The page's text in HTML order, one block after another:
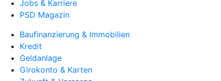
Jobs & Karriere
PSD Magazin
Baufinanzierung & Immobilien
Kredit
Geldanlage
Girokonto & Karten